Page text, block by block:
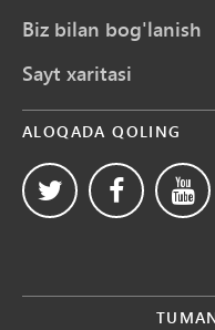
Biz bilan bog'lanish
Sayt xaritasi
ALOQADA QOLING